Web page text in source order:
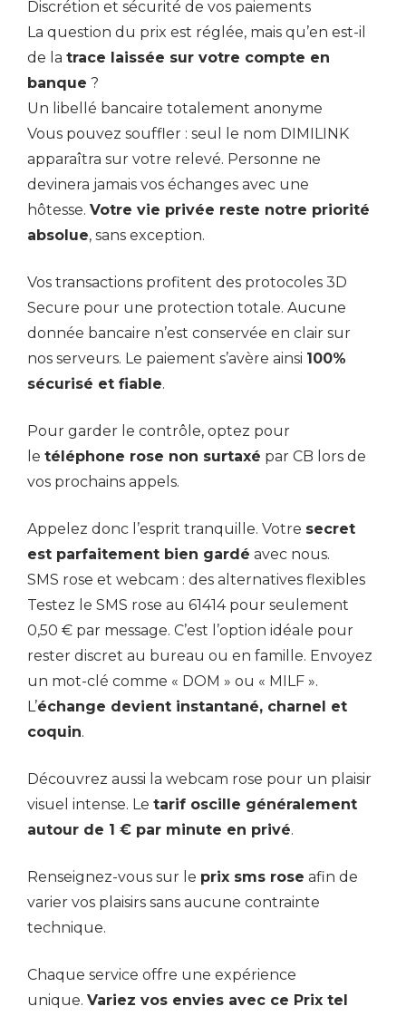
Discrétion et sécurité de vos paiements
La question du prix est réglée, mais qu’en est-il
de la trace laissée sur votre compte en
banque ?
Un libellé bancaire totalement anonyme
Vous pouvez souffler : seul le nom DIMILINK
apparaîtra sur votre relevé. Personne ne
devinera jamais vos échanges avec une
hôtesse. Votre vie privée reste notre priorité
absolue, sans exception.
Vos transactions profitent des protocoles 3D
Secure pour une protection totale. Aucune
donnée bancaire n’est conservée en clair sur
nos serveurs. Le paiement s’avère ainsi 100%
sécurisé et fiable.
Pour garder le contrôle, optez pour
le téléphone rose non surtaxé par CB lors de
vos prochains appels.
Appelez donc l’esprit tranquille. Votre secret
est parfaitement bien gardé avec nous.
SMS rose et webcam : des alternatives flexibles
Testez le SMS rose au 61414 pour seulement
0,50 € par message. C’est l’option idéale pour
rester discret au bureau ou en famille. Envoyez
un mot-clé comme « DOM » ou « MILF ».
L’échange devient instantané, charnel et
coquin.
Découvrez aussi la webcam rose pour un plaisir
visuel intense. Le tarif oscille généralement
autour de 1 € par minute en privé.
Renseignez-vous sur le prix sms rose afin de
varier vos plaisirs sans aucune contrainte
technique.
Chaque service offre une expérience
unique. Variez vos envies avec ce Prix tel